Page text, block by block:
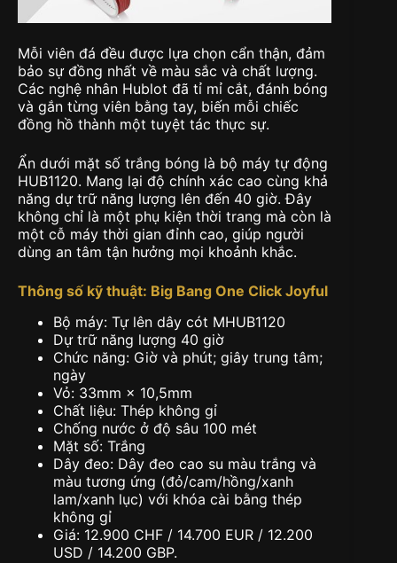
Mỗi viên đá đều được lựa chọn cẩn thận, đảm
bảo sự đồng nhất về màu sắc và chất lượng.
Các nghệ nhân Hublot đã tỉ mỉ cắt, đánh bóng
và gắn từng viên bằng tay, biến mỗi chiếc
đồng hồ thành một tuyệt tác thực sự.
Ẩn dưới mặt số trắng bóng là bộ máy tự động
HUB1120. Mang lại độ chính xác cao cùng khả
năng dự trữ năng lượng lên đến 40 giờ. Đây
không chỉ là một phụ kiện thời trang mà còn là
một cỗ máy thời gian đỉnh cao, giúp người
dùng an tâm tận hưởng mọi khoảnh khắc.
Thông số kỹ thuật: Big Bang One Click Joyful
Bộ máy: Tự lên dây cót MHUB1120
Dự trữ năng lượng 40 giờ
Chức năng: Giờ và phút; giây trung tâm;
ngày
Vỏ: 33mm × 10,5mm
Chất liệu: Thép không gỉ
Chống nước ở độ sâu 100 mét
Mặt số: Trắng
Dây đeo: Dây đeo cao su màu trắng và
màu tương ứng (đỏ/cam/hồng/xanh
lam/xanh lục) với khóa cài bằng thép
không gỉ
Giá: 12.900 CHF / 14.700 EUR / 12.200
USD / 14.200 GBP.